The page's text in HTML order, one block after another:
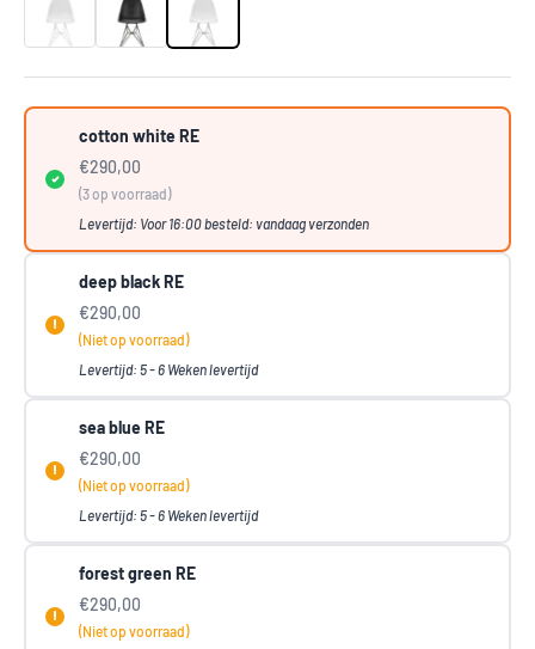
cotton white RE
€290,00
(3 op voorraad)
Levertijd: Voor 16:00 besteld: vandaag verzonden
deep black RE
€290,00
(Niet op voorraad)
Levertijd: 5 - 6 Weken levertijd
sea blue RE
€290,00
(Niet op voorraad)
Levertijd: 5 - 6 Weken levertijd
forest green RE
€290,00
(Niet op voorraad)